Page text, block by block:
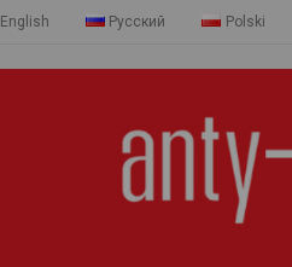
English Русский Polski